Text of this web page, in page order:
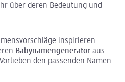
über deren Bedeutung und
inspirieren
Babynamengenerator aus
den passenden Namen